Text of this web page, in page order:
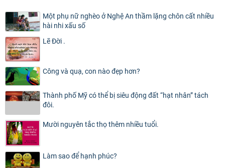
Một phụ nữ nghèo ở Nghệ An thầm lặng chôn cất nhiều
hài nhi xấu số
Lẽ Đời .
Công và quạ, con nào đẹp hơn?
Thành phố Mỹ có thể bị siêu động đất “hạt nhân” tách
đôi.
Mười nguyên tắc thọ thêm nhiều tuổi.
Làm sao để hạnh phúc?